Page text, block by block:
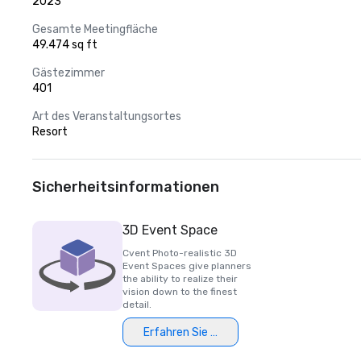
Gesamte Meetingfläche
49.474 sq ft
Gästezimmer
401
Art des Veranstaltungsortes
Resort
Sicherheitsinformationen
3D Event Space
Cvent Photo-realistic 3D
Event Spaces give planners
the ability to realize their
vision down to the finest
detail.
Erfahren Sie mehr